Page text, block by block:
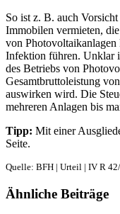
So ist z. B. auch
Immobilen vermieten,
von Photovoltaikanlagen
Infektion führen. Unklar
des Betriebs von
Gesamtbruttoleistung
auswirken wird. Die
mehreren Anlagen bis
Tipp: Mit einer
Seite.
Quelle: BFH | Urteil | IV R
Ähnliche Beiträge